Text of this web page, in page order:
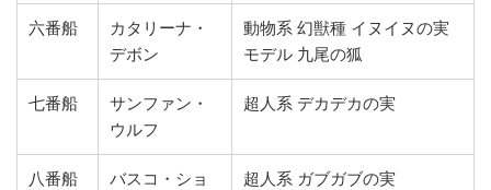
六番船
カタリーナ・
デボン
動物系 幻獣種 イヌイヌの実
モデル 九尾の狐
七番船
サンファン・
ウルフ
超人系 デカデカの実
八番船
バスコ・ショ
超人系 ガブガブの実